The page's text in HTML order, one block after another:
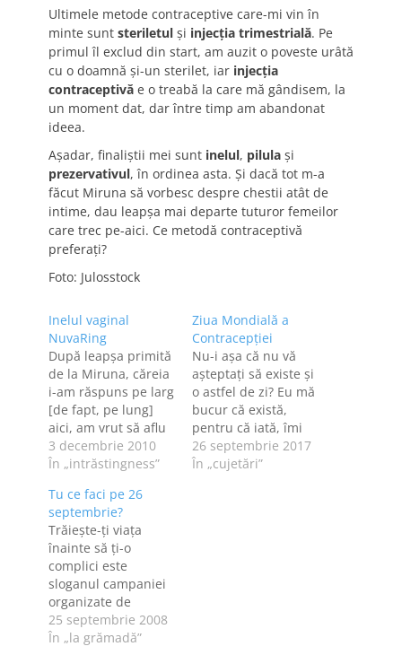
Ultimele metode contraceptive care-mi vin în
minte sunt steriletul și injecția trimestrială. Pe
primul îl exclud din start, am auzit o poveste urâtă
cu o doamnă și-un sterilet, iar injecția
contraceptivă e o treabă la care mă gândisem, la
un moment dat, dar între timp am abandonat
ideea.
Așadar, finaliștii mei sunt inelul, pilula și
prezervativul, în ordinea asta. Și dacă tot m-a
făcut Miruna să vorbesc despre chestii atât de
intime, dau leapșa mai departe tuturor femeilor
care trec pe-aici. Ce metodă contraceptivă
preferați?
Foto: Julosstock
Inelul vaginal
NuvaRing
După leapșa primită
de la Miruna, căreia
i-am răspuns pe larg
[de fapt, pe lung]
aici, am vrut să aflu
mai multe despre
inelul ăsta minune,
prietenul meu cel
mai bun, Google.
Sau am efectuat o
simplă căutare pe
Google, dacă vreți.
Unele cititoare mi-
au…
3 decembrie 2010
În „intrăstingness”
Ziua Mondială a
Contracepției
Nu-i așa că nu vă
așteptați să existe și
o astfel de zi? Eu mă
bucur că există,
pentru că iată, îmi
oferă ocazia să
vorbesc despre
26 septembrie 2017
În „cujetări”
Tu ce faci pe 26
septembrie?
Trăieşte-ţi viaţa
înainte să ţi-o
complici este
sloganul campaniei
organizate de
Societatea de
Educaţie
25 septembrie 2008
În „la grămadă”